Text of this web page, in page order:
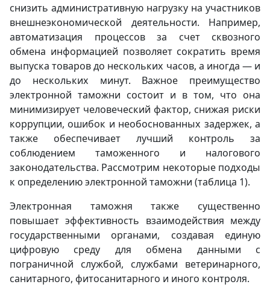
снизить административную нагрузку на участников
внешнеэкономической деятельности. Например,
автоматизация процессов за счет сквозного
обмена информацией позволяет сократить время
выпуска товаров до нескольких часов, а иногда — и
до нескольких минут. Важное преимущество
электронной таможни состоит и в том, что она
минимизирует человеческий фактор, снижая риски
коррупции, ошибок и необоснованных задержек, а
также обеспечивает лучший контроль за
соблюдением таможенного и налогового
законодательства. Рассмотрим некоторые подходы
к определению электронной таможни (таблица 1).
Электронная таможня также существенно
повышает эффективность взаимодействия между
государственными органами, создавая единую
цифровую среду для обмена данными с
пограничной службой, службами ветеринарного,
санитарного, фитосанитарного и иного контроля.